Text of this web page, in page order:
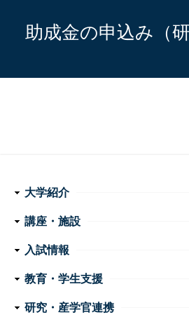
助成金の申込み（研
フ
タ
ー
大学紹介
理念・使命
学長メッセージ
特色ある取り組み
運営組織
情報公開
講座・施設
医学科
看護学科
附属病院
センター・施設等
入試情報
医学部 医学科・看護学科
大学院医学系研究科
大学案内
イベント
お問い合わせ
教育・学生支援
教育
学生生活
特色ある教育プログラム
諸手続・諸証明
学生相談
研究・産学官連携